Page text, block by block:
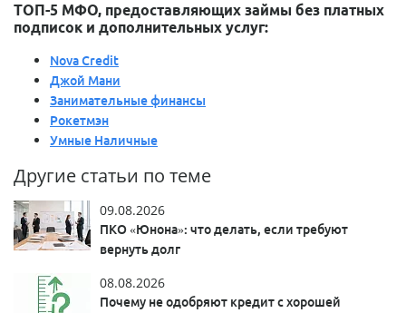
ТОП-5 МФО, предоставляющих займы без платных
подписок и дополнительных услуг:
Nova Credit
Джой Мани
Занимательные финансы
Рокетмэн
Умные Наличные
Другие статьи по теме
09.08.2026
ПКО «Юнона»: что делать, если требуют
вернуть долг
08.08.2026
Почему не одобряют кредит с хорошей